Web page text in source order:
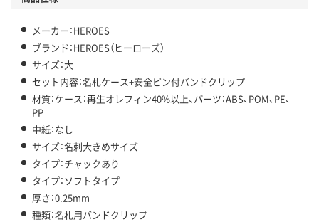
メーカー：HEROES
ブランド：HEROES（ヒーローズ）
サイズ：大
セット内容：名札ケース+安全ピン付バンドクリップ
材質：ケース：再生オレフィン40%以上、パーツ：ABS、POM、PE、
PP
中紙：なし
サイズ：名刺大きめサイズ
タイプ：チャックあり
タイプ：ソフトタイプ
厚さ：0.25mm
種類：名札用バンドクリップ